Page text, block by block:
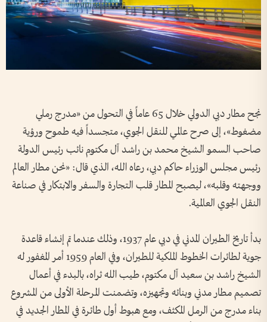
نجح مطار دبي الدولي خلال 65 عاماً في التحول من «مدرج رملي
مضغوط»، إلى صرح عالمي للنقل الجوي، متجسداً فيه طموح ورؤية
صاحب السمو الشيخ محمد بن راشد آل مكتوم نائب رئيس الدولة
رئيس مجلس الوزراء حاكم دبي، رعاه الله، الذي قال: «نحن مطار العالم
ووجهته وقلبه»، ليصبح المطار قلب التجارة والسفر والابتكار في صناعة
النقل الجوي العالمية.
بدأ تاريخ الطيران المدني في دبي عام 1937، وذلك عندما تم إنشاء قاعدة
جوية لطائرات الخطوط الملكية للطيران، وفي العام 1959 أمر المغفور له
الشيخ راشد بن سعيد آل مكتوم، طيب الله ثراه، بالبدء في أعمال
تصميم مطار مدني وبنائه وتجهيزه، وتضمنت المرحلة الأولى من المشروع
بناء مدرج من الرمل المكثف، ومع هبوط أول طائرة في المطار الجديد في